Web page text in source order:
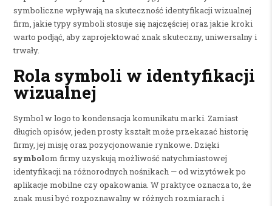
symboliczne wpływają na skuteczność identyfikacji wizualnej
firm, jakie typy symboli stosuje się najczęściej oraz jakie kroki
warto podjąć, aby zaprojektować znak skuteczny, uniwersalny i
trwały.
Rola symboli w identyfikacji
wizualnej
Symbol w logo to kondensacja komunikatu marki. Zamiast
długich opisów, jeden prosty kształt może przekazać historię
firmy, jej misję oraz pozycjonowanie rynkowe. Dzięki
symbolom firmy uzyskują możliwość natychmiastowej
identyfikacji na różnorodnych nośnikach — od wizytówek po
aplikacje mobilne czy opakowania. W praktyce oznacza to, że
znak musi być rozpoznawalny w różnych rozmiarach i